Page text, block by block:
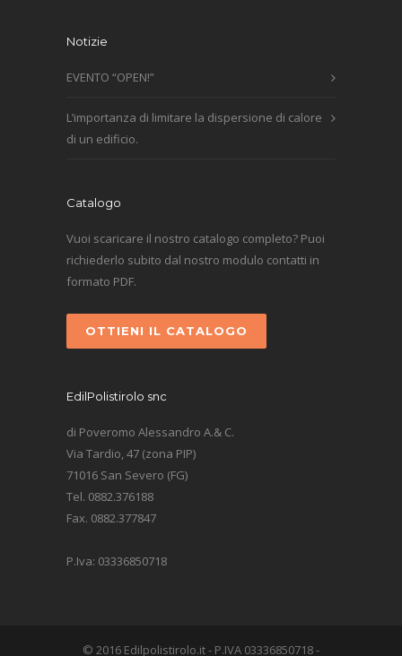
Notizie
EVENTO “OPEN!”
L’importanza di limitare la dispersione di calore
di un edificio.
Catalogo
Vuoi scaricare il nostro catalogo completo? Puoi
richiederlo subito dal nostro modulo contatti in
formato PDF.
OTTIENI IL CATALOGO
EdilPolistirolo snc
di Poveromo Alessandro A.& C.
Via Tardio, 47 (zona PIP)
71016 San Severo (FG)
Tel. 0882.376188
Fax. 0882.377847
P.Iva: 03336850718
© 2016 Edilpolistirolo.it - P.IVA 03336850718 -